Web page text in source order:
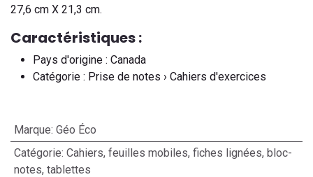
27,6 cm X 21,3 cm.
Caractéristiques :
Pays d'origine : Canada
Catégorie : Prise de notes › Cahiers d'exercices
Marque: Géo Éco
Catégorie: Cahiers, feuilles mobiles, fiches lignées, bloc-
notes, tablettes